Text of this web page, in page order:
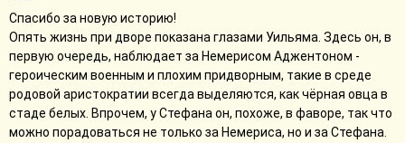
Спасибо за новую историю!
Опять жизнь при дворе показана глазами Уильяма. Здесь он, в
первую очередь, наблюдает за Немерисом Аджентоном -
героическим военным и плохим придворным, такие в среде
родовой аристократии всегда выделяются, как чёрная овца в
стаде белых. Впрочем, у Стефана он, похоже, в фаворе, так что
можно порадоваться не только за Немериса, но и за Стефана.